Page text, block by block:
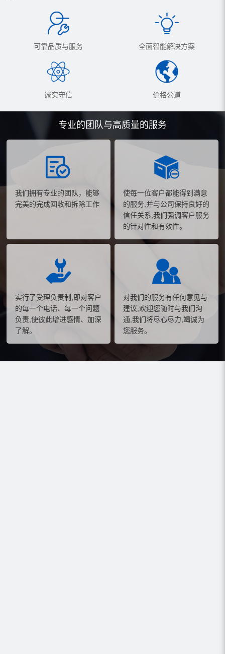
可靠品质与服务 全面智能解决方案
诚实守信 价格公道
专业的团队与高质量的服务
我们拥有专业的团队，能够
完美的完成回收和拆除工作
使每一位客户都能得到满意
的服务,并与公司保持良好的
信任关系,我们强调客户服务
的针对性和有效性。
实行了受理负责制,即对客户
的每一个电话、每一个问题
负责,使彼此增进感情、加深
了解。
对我们的服务有任何意见与
建议,欢迎您随时与我们沟
通,我们将尽心尽力,竭诚为
您服务。